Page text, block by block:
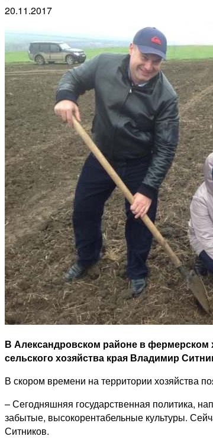
20.11.2017
В Александровском районе в
сельского хозяйства края Владимир
В скором времени на территории хозяйства
– Сегодняшняя государственная политика,
забытые, высокорентабельные культуры.
Ситников.